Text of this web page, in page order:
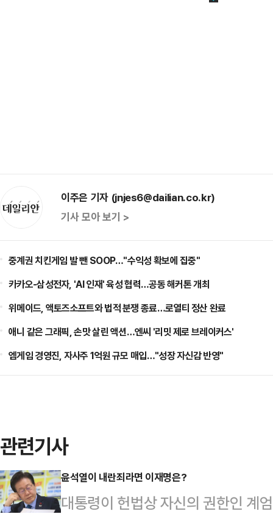
이주은 기자 (jnjes6@dailian.co.kr)
기사 모아 보기 >
중계권 치킨게임 발 뺀 SOOP…"수익성 확보에 집중"
카카오-삼성전자, 'AI 인재' 육성 협력…공동 해커톤 개최
위메이드, 액토즈소프트와 법적 분쟁 종료…로열티 정산 완료
애니 같은 그래픽, 손맛 살린 액션…엔씨 '리밋 제로 브레이커스'
엠게임 경영진, 자사주 1억원 규모 매입…"성장 자신감 반영"
관련기사
윤석열이 내란죄라면 이재명은?
대통령이 헌법상 자신의 권한인 계